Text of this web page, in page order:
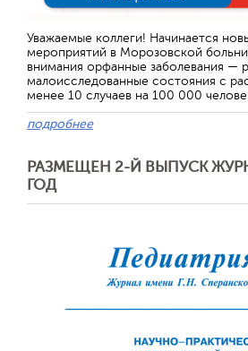
Уважаемые коллеги! Начинается
мероприятий в Морозовской
внимания орфанные заболевания —
малоисследованные состояния с
менее 10 случаев на 100 000
подробнее
РАЗМЕЩЕН 2-Й ВЫПУСК
ГОД